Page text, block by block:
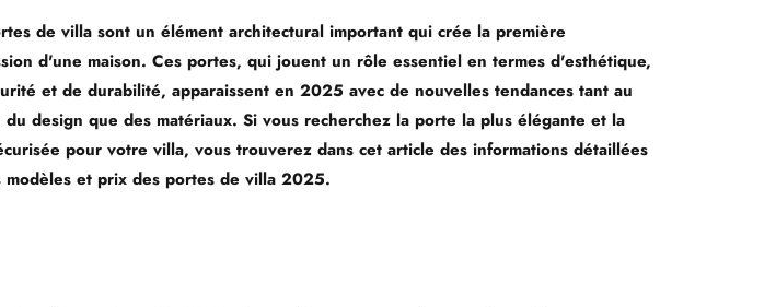
de villa sont un élément architectural important qui crée la première
d'une maison. Ces portes, qui jouent un rôle essentiel en termes d'esthétique,
et de durabilité, apparaissent en 2025 avec de nouvelles tendances tant au
du design que des matériaux. Si vous recherchez la porte la plus élégante et la
pour votre villa, vous trouverez dans cet article des informations détaillées
modèles et prix des portes de villa 2025.